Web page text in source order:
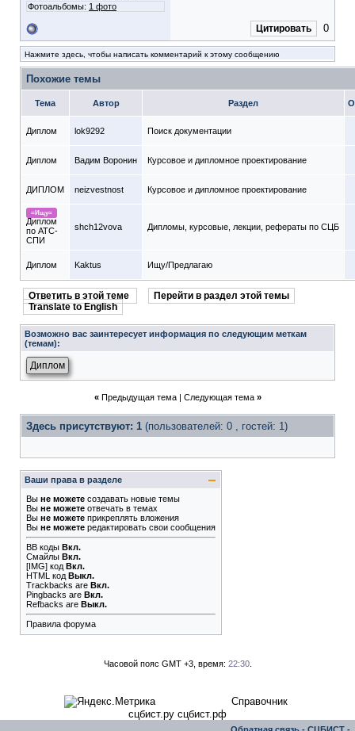
Фотоальбомы: 1 фото
Цитировать 0
Нажмите здесь, чтобы написать комментарий к этому сообщению
Похожие темы
Тема Автор Раздел
Диплом lok9292 Поиск документации
Диплом Вадим Воронин Курсовое и дипломное проектирование
ДИПЛОМ neizvestnost Курсовое и дипломное проектирование
=Ищу=
Диплом
по АТС-
СПИ
shch12vova Дипломы, курсовые, лекции, рефераты по СЦБ
Диплом Kaktus Ищу/Предлагаю
Ответить в этой теме
Перейти в раздел этой темы
Translate to English
Возможно вас заинтересует информация по следующим меткам
(темам):
Диплом
« Предыдущая тема| Следующая тема »
Здесь присутствуют: 1 (пользователей: 0 , гостей: 1)
Ваши права в разделе
Вы не можете создавать новые темы
Вы не можете отвечать в темах
Вы не можете прикреплять вложения
Вы не можете редактировать свои сообщения
BB коды Вкл.
Смайлы Вкл.
[IMG] код Вкл.
HTML код Выкл.
Trackbacks are Вкл.
Pingbacks are Вкл.
Refbacks are Выкл.
Правила форума
Часовой пояс GMT +3, время: 22:30.
Справочник
сцбист.ру сцбист.рф